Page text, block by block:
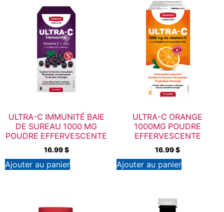
ULTRA-C IMMUNITÉ BAIE
DE SUREAU 1000 MG
POUDRE EFFERVESCENTE
16.99$
Ajouter au panier
ULTRA-C ORANGE
1000MG POUDRE
EFFERVESCENTE
16.99$
Ajouter au panier